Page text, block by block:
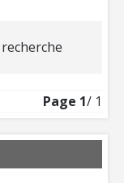
Page 1/ 1